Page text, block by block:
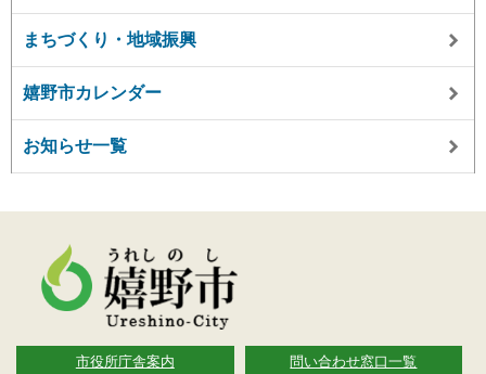
まちづくり・地域振興
嬉野市カレンダー
お知らせ一覧
市役所庁舎案内 問い合わせ窓口一覧